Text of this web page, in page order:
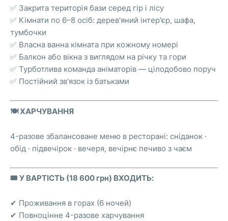
✅ Закрита територія бази серед гір і лісу
✅ Кімнати по 6–8 осіб: дерев'яний інтер'єр, шафа,
тумбочки
✅ Власна ванна кімната при кожному номері
✅ Балкон або вікна з виглядом на річку та гори
✅ Турботлива команда аніматорів — цілодобово поруч
✅ Постійний зв'язок із батьками
🍽️ ХАРЧУВАННЯ
4-разове збалансоване меню в ресторані: сніданок ·
обід · підвечірок · вечеря, вечірнє печиво з чаєм
🎟️ У ВАРТІСТЬ (18 600 грн) ВХОДИТЬ:
✔ Проживання в горах (6 ночей)
✔ Повноцінне 4-разове харчування